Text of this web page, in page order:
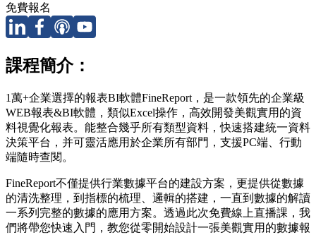
免費報名
課程簡介：
1萬+企業選擇的報表BI軟體FineReport，是一款領先的企業級
WEB報表&BI軟體，類似Excel操作，高效開發美觀實用的資
料視覺化報表。能整合幾乎所有類型資料，快速搭建統一資料
決策平台，并可靈活應用於企業所有部門，支援PC端、行動
端隨時查閱。
FineReport不僅提供行業數據平台的建設方案，更提供從數據
的清洗整理，到指標的梳理、邏輯的搭建，一直到數據的解讀
一系列完整的數據的應用方案。透過此次免費線上直播課，我
們將帶您快速入門，教您從零開始設計一張美觀實用的數據報